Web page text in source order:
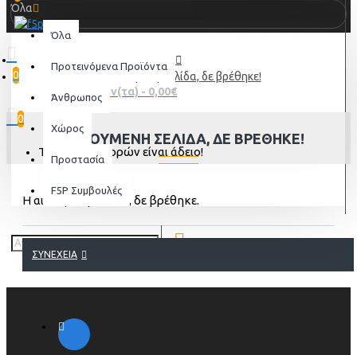
0
0 προϊόν(τα) - 0,00€
0
Το καλάθι αγορών είναι άδειο!
Όλα
Όλα
Προτεινόμενα Προϊόντα
Άνθρωπος
Χώρος
Προστασία
F5P Συμβουλές
Η αιτούμενη σελίδα, δε βρέθηκε!
Η ΑΙΤΟΎΜΕΝΗ ΣΕΛΊΔΑ, ΔΕ ΒΡΈΘΗΚΕ!
Η αιτούμενη σελίδα, δε βρέθηκε.
ΣΥΝΈΧΕΙΑ